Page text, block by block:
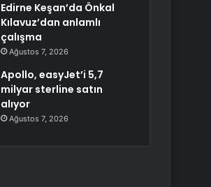
Edirne Keşan’da Önkal
Kılavuz’dan anlamlı
çalışma
Ağustos 7, 2026
Apollo, easyJet’i 5,7
milyar sterline satın
alıyor
Ağustos 7, 2026